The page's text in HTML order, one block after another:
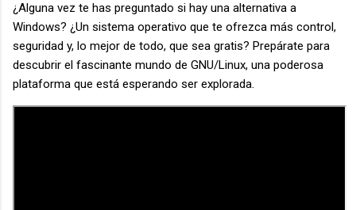
¿Alguna vez te has preguntado si hay una alternativa a
Windows? ¿Un sistema operativo que te ofrezca más control,
seguridad y, lo mejor de todo, que sea gratis? Prepárate para
descubrir el fascinante mundo de GNU/Linux, una poderosa
plataforma que está esperando ser explorada.